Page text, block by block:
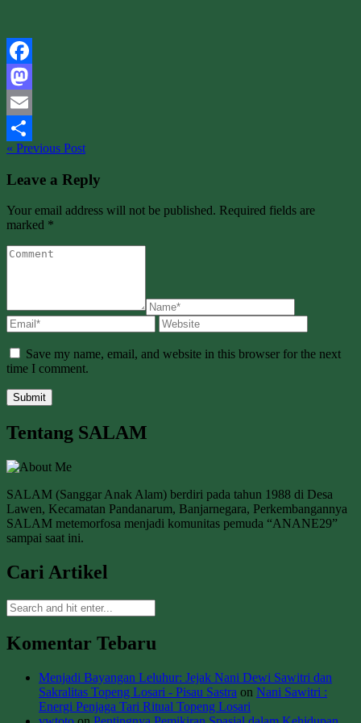
Facebook
Mastodon
Email
Share
« Previous Post
Leave a Reply
Your email address will not be published. Required fields are
marked *
Save my name, email, and website in this browser for the next
time I comment.
Tentang SALAM
SALAM (Sanggar Anak Alam) berdiri pada tahun 1988 di Desa
Lawen, Kecamatan Pandanarum, Banjarnegara, Perkembangannya
SALAM metemorfosa menjadi komunitas pemuda “ANANE29”
sampai saat ini.
Cari Artikel
Komentar Tebaru
Menjadi Bayangan Leluhur: Jejak Nani Dewi Sawitri dan
Sakralitas Topeng Losari - Pisau Sastra on Nani Sawitri :
Energi Penjaga Tari Ritual Topeng Losari